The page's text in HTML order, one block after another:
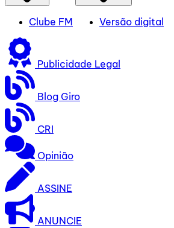
Clube FM Versão digital
Publicidade Legal
Blog Giro
CRI
Opinião
ASSINE
ANUNCIE